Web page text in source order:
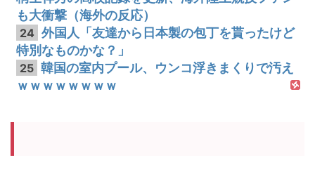
も大衝撃（海外の反応）
24 外国人「友達から日本製の包丁を貰ったけど
特別なものかな？」
25 韓国の室内プール、ウンコ浮きまくりで汚え
ｗｗｗｗｗｗｗｗ